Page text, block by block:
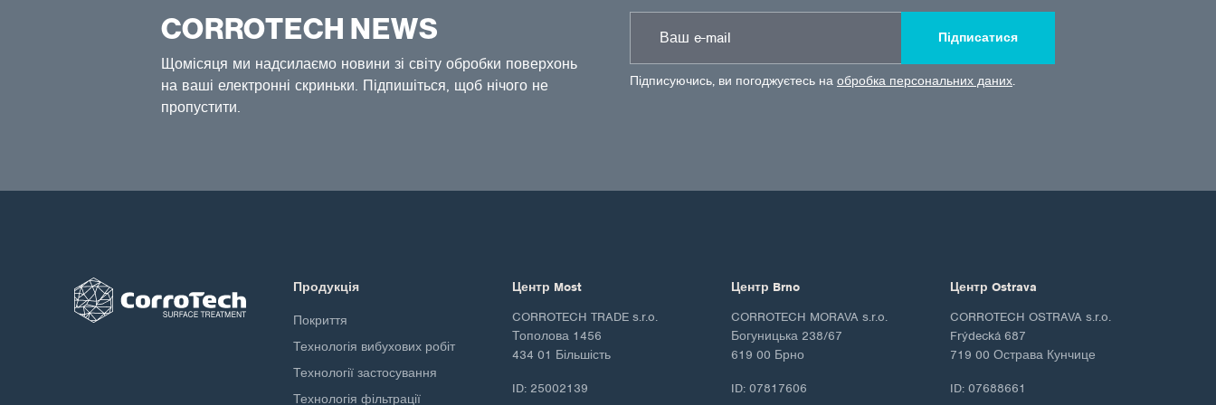
CORROTECH NEWS
Щомісяця ми надсилаємо новини зі світу обробки поверхонь
на ваші електронні скриньки. Підпишіться, щоб нічого не
пропустити.
Підписатися
Підписуючись, ви погоджуєтесь на обробка персональних даних.
Продукція
Покриття
Технологія вибухових робіт
Технології застосування
Технологія фільтрації
Центр Most
CORROTECH TRADE s.r.o.
Тополова 1456
434 01 Більшість
ID: 25002139
Центр Brno
CORROTECH MORAVA s.r.o.
Богуницька 238/67
619 00 Брно
ID: 07817606
Центр Ostrava
CORROTECH OSTRAVA s.r.o.
Frýdecká 687
719 00 Острава Кунчице
ID: 07688661